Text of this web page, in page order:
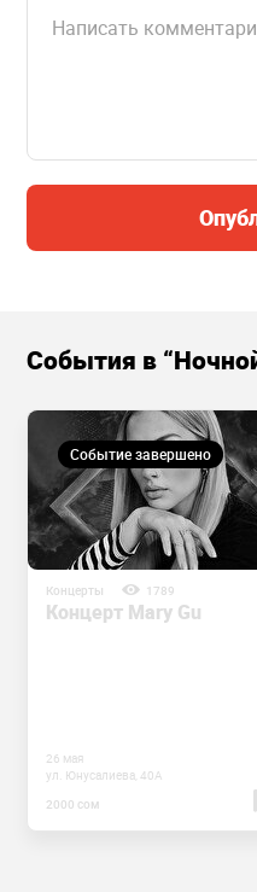
События в
Событие завершено
Концерты 1789
Концерт Mary Gu
26 мая
ул. Юнусалиева, 40А
2000 сом